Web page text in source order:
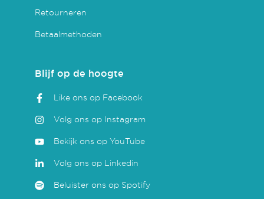
Retourneren
Betaalmethoden
Blijf op de hoogte
Like ons op Facebook
Volg ons op Instagram
Bekijk ons op YouTube
Volg ons op Linkedin
Beluister ons op Spotify